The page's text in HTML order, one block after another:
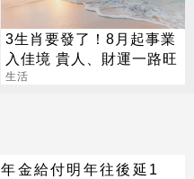
3生肖要發了！8月起事業
入佳境 貴人、財運一路旺
生活
金給付明年往後延1